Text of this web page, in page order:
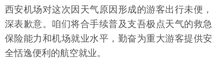
西安机场对这次因天气原因形成的游客出行未便，
深表歉意。咱们将合手续普及支吾极点天气的救急
保险能力和机场就业水平，勤奋为重大游客提供安
全恬逸便利的航空就业。